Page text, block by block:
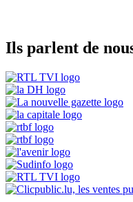
Ils parlent de